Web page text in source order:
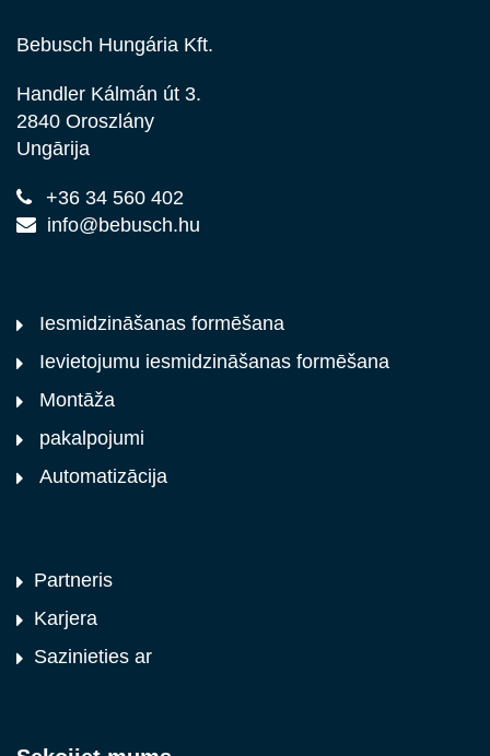
Bebusch Hungária Kft.
Handler Kálmán út 3.
2840 Oroszlány
Ungārija
+36 34 560 402
info@bebusch.hu
Iesmidzināšanas formēšana
Ievietojumu iesmidzināšanas formēšana
Montāža
pakalpojumi
Automatizācija
Partneris
Karjera
Sazinieties ar